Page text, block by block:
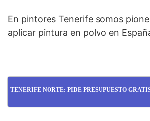
En pintores Tenerife somos
aplicar pintura en polvo en
TENERIFE NORTE: PIDE PRESUPUESTO